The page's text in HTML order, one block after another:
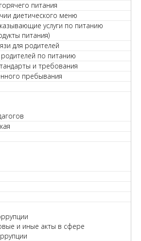
питания
диетического меню
услуги по питанию
питания)
для родителей
по питанию
и требования
пребывания
и иные акты в сфере